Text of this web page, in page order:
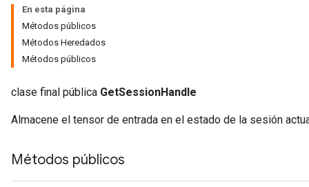
En esta página
Métodos públicos
Métodos Heredados
Métodos públicos
clase final pública GetSessionHandle
Almacene el tensor de entrada en el estado de la sesión
Métodos públicos